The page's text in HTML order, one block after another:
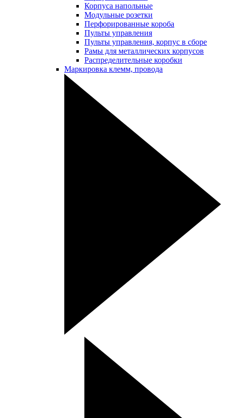
Корпуса напольные
Модульные розетки
Перфорированные короба
Пульты управления
Пульты управления, корпус в сборе
Рамы для металлических корпусов
Распределительные коробки
Маркировка клемм, провода